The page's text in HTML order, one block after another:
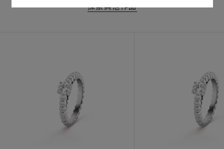
探索其他作品